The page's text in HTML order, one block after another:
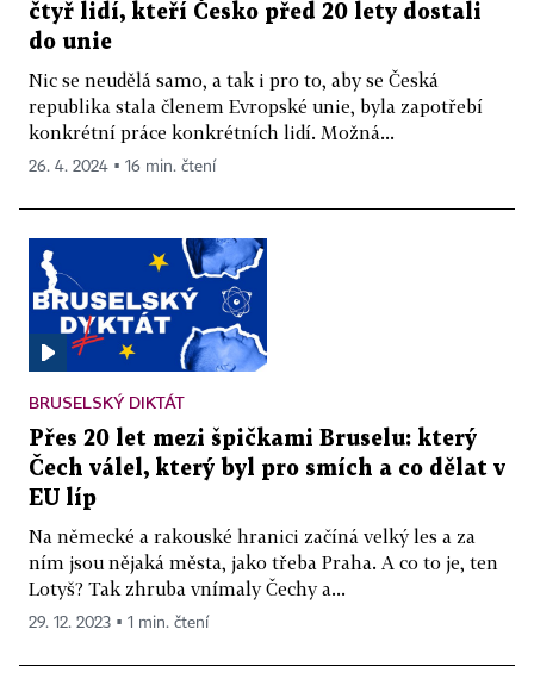
čtyř lidí, kteří Česko před 20 lety dostali
do unie
Nic se neudělá samo, a tak i pro to, aby se Česká
republika stala členem Evropské unie, byla zapotřebí
konkrétní práce konkrétních lidí. Možná...
26. 4. 2024 ▪ 16 min. čtení
BRUSELSKÝ DIKTÁT
Přes 20 let mezi špičkami Bruselu: který
Čech válel, který byl pro smích a co dělat v
EU líp
Na německé a rakouské hranici začíná velký les a za
ním jsou nějaká města, jako třeba Praha. A co to je, ten
Lotyš? Tak zhruba vnímaly Čechy a...
29. 12. 2023 ▪ 1 min. čtení